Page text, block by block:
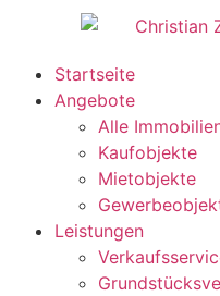
Startseite
Angebote
Alle
Kaufobjekte
Mietobjekte
Leistungen